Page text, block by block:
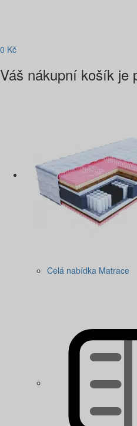
0 Kč
Váš nákupní košík je
Celá nabídka Matrace